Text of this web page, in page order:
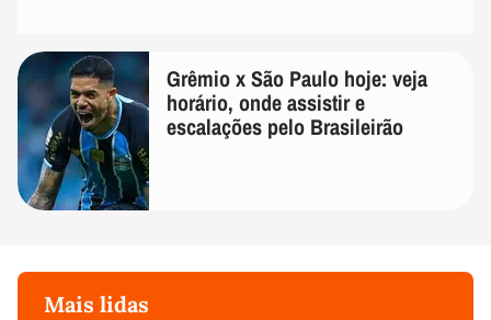
Grêmio x São Paulo hoje: veja
horário, onde assistir e
escalações pelo Brasileirão
Mais lidas